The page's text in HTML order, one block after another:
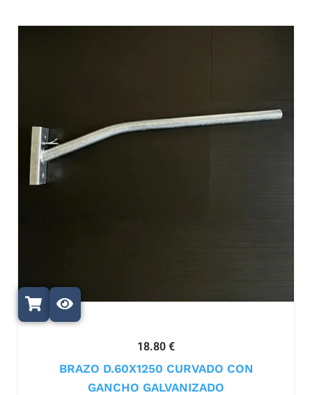
18.80 €
BRAZO D.60X1250 CURVADO CON
GANCHO GALVANIZADO